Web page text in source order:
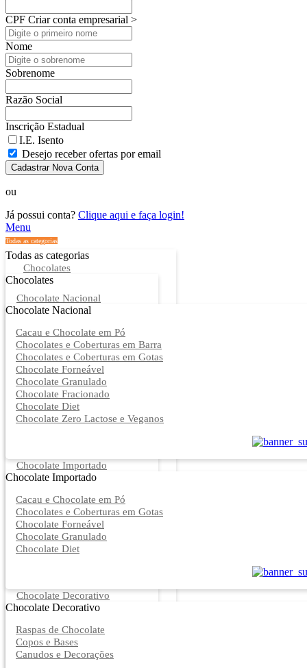
CPF Criar conta empresarial >
Nome
Sobrenome
Razão Social
Inscrição Estadual
I.E. Isento
Desejo receber ofertas por email
Cadastrar Nova Conta
ou
Já possui conta? Clique aqui e faça login!
Menu
Todas as categorias
Todas as categorias
Chocolates
Chocolates
Chocolate Nacional
Chocolate Nacional
Cacau e Chocolate em Pó
Chocolates e Coberturas em Barra
Chocolates e Coberturas em Gotas
Chocolate Forneável
Chocolate Granulado
Chocolate Fracionado
Chocolate Diet
Chocolate Zero Lactose e Veganos
Chocolate Importado
Chocolate Importado
Cacau e Chocolate em Pó
Chocolates e Coberturas em Gotas
Chocolate Forneável
Chocolate Granulado
Chocolate Diet
Chocolate Decorativo
Chocolate Decorativo
Raspas de Chocolate
Copos e Bases
Canudos e Decorações